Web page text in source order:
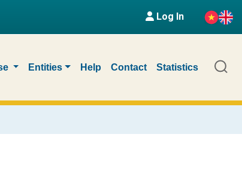
Log In
Entities Help Contact Statistics